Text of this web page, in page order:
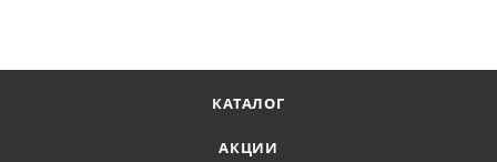
КАТАЛОГ
АКЦИИ